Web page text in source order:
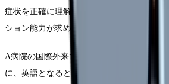
症状を正確に理解する聴解力、文化的背景
ション能力が求められるでしょう。
A病院の国際外来で働くB助産師は「医療
に、英語となるとさらにハードルが上がり